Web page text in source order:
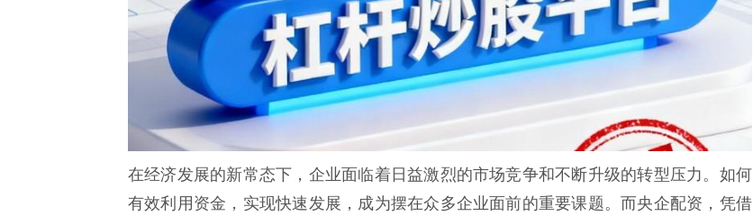
在经济发展的新常态下，企业面临着日益激烈的市场竞争和不断升级的转型压力。如何
有效利用资金，实现快速发展，成为摆在众多企业面前的重要课题。而央企配资，凭借